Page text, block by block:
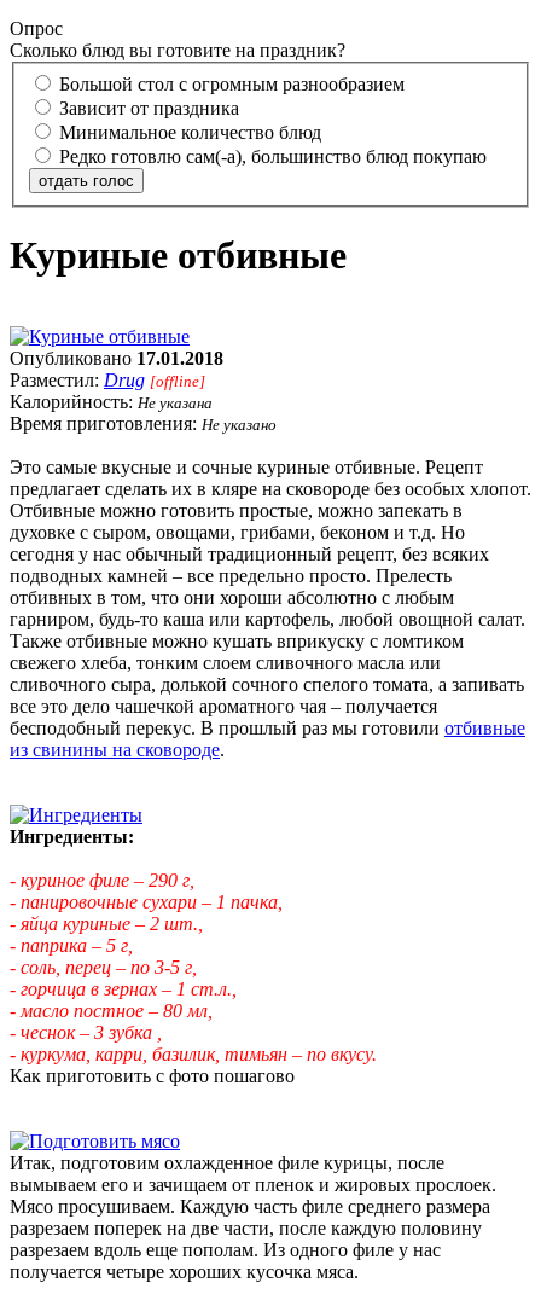
Опрос
Сколько блюд вы готовите на праздник?
Большой стол с огромным разнообразием
Зависит от праздника
Минимальное количество блюд
Редко готовлю сам(-а), большинство блюд покупаю
отдать голос
Куриные отбивные
Опубликовано 17.01.2018
Разместил: Drug [offline]
Калорийность: Не указана
Время приготовления: Не указано
Это самые вкусные и сочные куриные отбивные. Рецепт
предлагает сделать их в кляре на сковороде без особых хлопот.
Отбивные можно готовить простые, можно запекать в
духовке с сыром, овощами, грибами, беконом и т.д. Но
сегодня у нас обычный традиционный рецепт, без всяких
подводных камней – все предельно просто. Прелесть
отбивных в том, что они хороши абсолютно с любым
гарниром, будь-то каша или картофель, любой овощной салат.
Также отбивные можно кушать вприкуску с ломтиком
свежего хлеба, тонким слоем сливочного масла или
сливочного сыра, долькой сочного спелого томата, а запивать
все это дело чашечкой ароматного чая – получается
бесподобный перекус. В прошлый раз мы готовили отбивные
из свинины на сковороде.
Ингредиенты:
- куриное филе – 290 г,
- панировочные сухари – 1 пачка,
- яйца куриные – 2 шт.,
- паприка – 5 г,
- соль, перец – по 3-5 г,
- горчица в зернах – 1 ст.л.,
- масло постное – 80 мл,
- чеснок – 3 зубка ,
- куркума, карри, базилик, тимьян – по вкусу.
Как приготовить с фото пошагово
Итак, подготовим охлажденное филе курицы, после
вымываем его и зачищаем от пленок и жировых прослоек.
Мясо просушиваем. Каждую часть филе среднего размера
разрезаем поперек на две части, после каждую половину
разрезаем вдоль еще пополам. Из одного филе у нас
получается четыре хороших кусочка мяса.